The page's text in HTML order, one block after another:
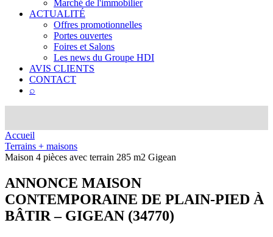
Marché de l'immobilier
ACTUALITÉ
Offres promotionnelles
Portes ouvertes
Foires et Salons
Les news du Groupe HDI
AVIS CLIENTS
CONTACT
⌕
Accueil
Terrains + maisons
Maison 4 pièces avec terrain 285 m2 Gigean
ANNONCE MAISON
CONTEMPORAINE DE PLAIN-PIED À
BÂTIR – GIGEAN (34770)